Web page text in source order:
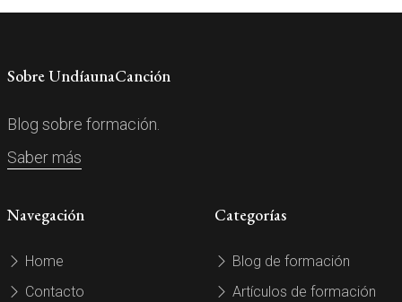
Sobre UndíaunaCanción
Blog sobre formación.
Saber más
Navegación
Home
Contacto
Categorías
Blog de formación
Artículos de formación